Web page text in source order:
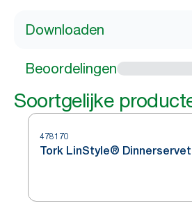
Downloaden
Beoordelingen
Soortgelijke
478170
Tork LinStyle®